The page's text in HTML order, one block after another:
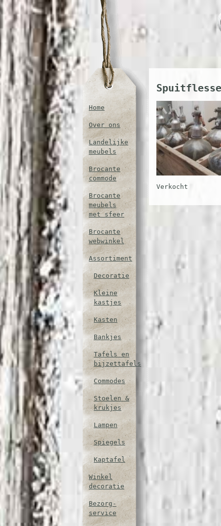
Home
Over ons
Landelijke
meubels
Brocante
commode
Brocante
meubels
met sfeer
Brocante
webwinkel
Assortiment
Decoratie
Kleine
kastjes
Kasten
Bankjes
Tafels en
bijzettafels
Commodes
Stoelen &
krukjes
Lampen
Spiegels
Kaptafel
Winkel
decoratie
Bezorg-
service
Verkocht